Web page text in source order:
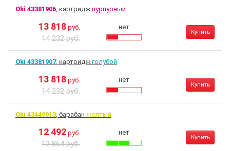
Oki 43381906, картридж пурпурный
13 818 руб.
14 232 руб.
нет
Купить
Oki 43381907, картридж голубой
13 818 руб.
14 232 руб.
нет
Купить
Oki 43449013, барабан желтый
12 492 руб.
12 864 руб.
нет
Купить